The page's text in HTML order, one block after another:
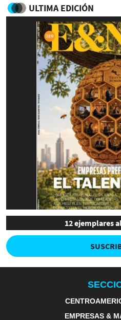
ULTIMA EDICIÓN
12 ejemplares
EMPRESAS &